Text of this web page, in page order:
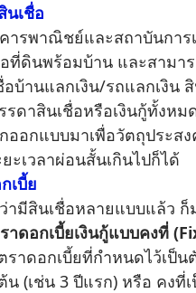
นเชื่อ
ณิชย์และสถาบันการเงิน
ที่ดินพร้อมบ้าน และสามา
บ้านแลกเงิน/รถแลกเงิน
นเชื่อหรือเงินกู้ทั้งหมด
ออกแบบมาเพื่อวัตถุประส
ะเวลาผ่อนสั้นเกินไปก็ได้
เบี้ย
นเชื่อหลายแบบแล้ว ก็มา
าดอกเบี้ยเงินกู้แบบคงที่
ราดอกเบี้ยที่กำหนดไว้เป็
น (เช่น 3 ปีแรก) หรือ คงที่